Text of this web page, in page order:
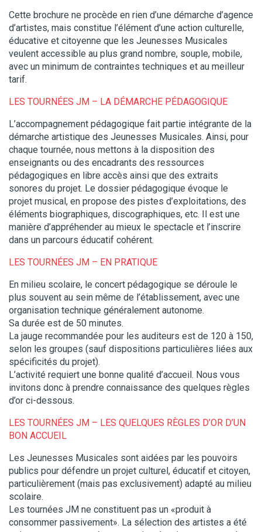
Cette brochure ne procède en rien d’une démarche d’agence
d’artistes, mais constitue l’élément d’une action culturelle,
éducative et citoyenne que les Jeunesses Musicales
veulent accessible au plus grand nombre, souple, mobile,
avec un minimum de contraintes techniques et au meilleur
tarif.
LES TOURNÉES JM – LA DÉMARCHE PÉDAGOGIQUE
L’accompagnement pédagogique fait partie intégrante de la
démarche artistique des Jeunesses Musicales. Ainsi, pour
chaque tournée, nous mettons à la disposition des
enseignants ou des encadrants des ressources
pédagogiques en libre accès ainsi que des extraits
sonores du projet. Le dossier pédagogique évoque le
projet musical, en propose des pistes d’exploitations, des
éléments biographiques, discographiques, etc. Il est une
manière d’appréhender au mieux le spectacle et l’inscrire
dans un parcours éducatif cohérent.
LES TOURNÉES JM – EN PRATIQUE
En milieu scolaire, le concert pédagogique se déroule le
plus souvent au sein même de l’établissement, avec une
organisation technique généralement autonome.
Sa durée est de 50 minutes.
La jauge recommandée pour les auditeurs est de 120 à 150,
selon les groupes (sauf dispositions particulières liées aux
spécificités du projet).
L’activité requiert une bonne qualité d’accueil. Nous vous
invitons donc à prendre connaissance des quelques règles
d’or ci-dessous.
LES TOURNÉES JM – LES QUELQUES RÈGLES D’OR D’UN
BON ACCUEIL
Les Jeunesses Musicales sont aidées par les pouvoirs
publics pour défendre un projet culturel, éducatif et citoyen,
particulièrement (mais pas exclusivement) adapté au milieu
scolaire.
Les tournées JM ne constituent pas un «produit à
consommer passivement». La sélection des artistes a été